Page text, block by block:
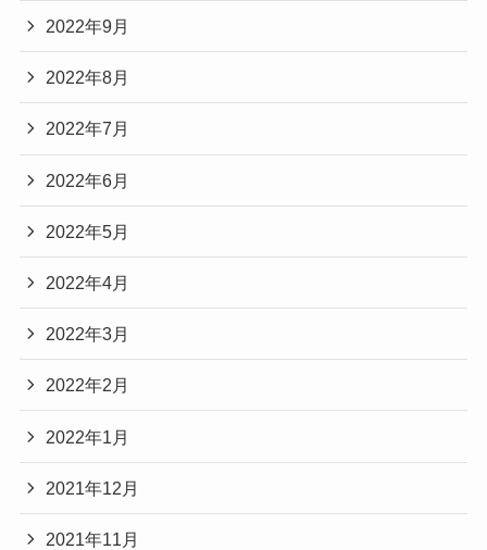
2022年9月
2022年8月
2022年7月
2022年6月
2022年5月
2022年4月
2022年3月
2022年2月
2022年1月
2021年12月
2021年11月